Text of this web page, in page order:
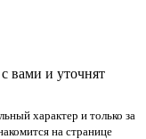
вами и уточнят
характер и только за
на странице